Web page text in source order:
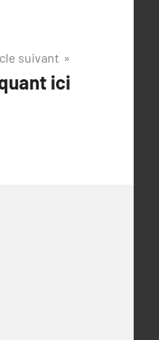
suivant
ici